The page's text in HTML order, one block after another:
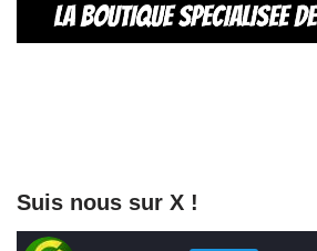
Suis nous sur X !